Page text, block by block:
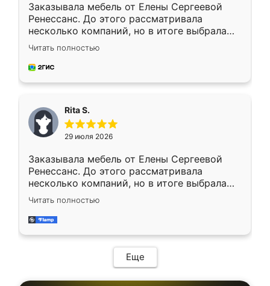
Заказывала мебель от Елены Сергеевой
Ренессанс. До этого рассматривала
несколько компаний, но в итоге выбрала
эту. Сначала обговорили условия, потом
приехал замерщик, всё спокойно объяснил
и снял размеры. Изготовили в срок, с
каких-либо доработок. Качеством осталась
довольна, все выглядит так, как и ожидала.
Читать полностью
Rita S.
29 июля 2026
Заказывала мебель от Елены Сергеевой
Ренессанс. До этого рассматривала
несколько компаний, но в итоге выбрала
эту. Сначала обговорили условия, потом
приехал замерщик, всё спокойно объяснил
и снял размеры. Изготовили в срок, с
мебель сразу встала на свое место без
каких-либо доработок. Качеством осталась
довольна, все выглядит так, как и ожидала.
Читать полностью
Еще